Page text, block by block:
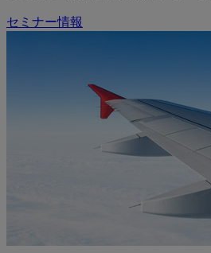
セミナー情報